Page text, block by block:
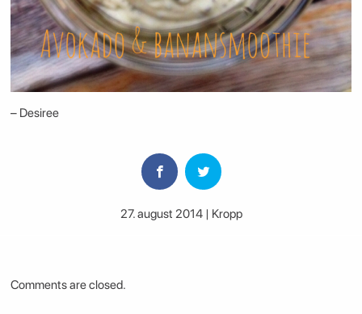
– Desiree
27. august 2014 | Kropp
Comments are closed.